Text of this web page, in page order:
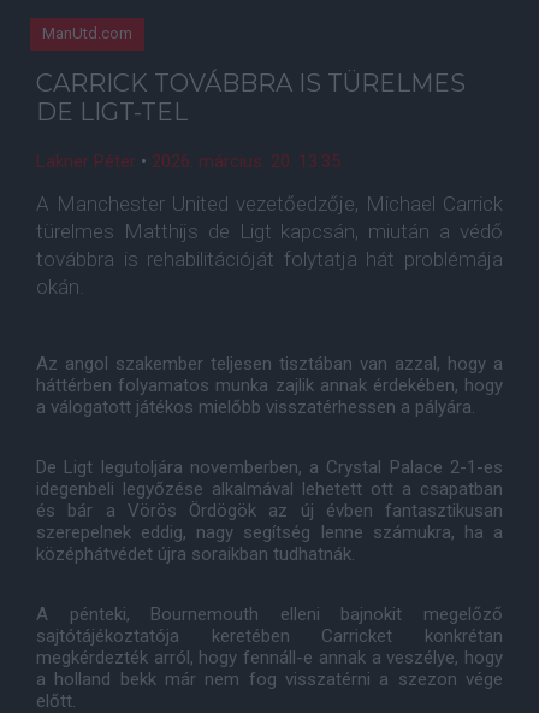
ManUtd.com
CARRICK TOVÁBBRA IS TÜRELMES
DE LIGT-TEL
Lakner Péter • 2026. március. 20. 13:35
A Manchester United vezetőedzője, Michael Carrick
türelmes Matthijs de Ligt kapcsán, miután a védő
továbbra is rehabilitációját folytatja hát problémája
okán.
Az angol szakember teljesen tisztában van azzal, hogy a
háttérben folyamatos munka zajlik annak érdekében, hogy
a válogatott játékos mielőbb visszatérhessen a pályára.
De Ligt legutoljára novemberben, a Crystal Palace 2-1-es
idegenbeli legyőzése alkalmával lehetett ott a csapatban
és bár a Vörös Ördögök az új évben fantasztikusan
szerepelnek eddig, nagy segítség lenne számukra, ha a
középhátvédet újra soraikban tudhatnák.
A pénteki, Bournemouth elleni bajnokit megelőző
sajtótájékoztatója keretében Carricket konkrétan
megkérdezték arról, hogy fennáll-e annak a veszélye, hogy
a holland bekk már nem fog visszatérni a szezon vége
előtt.